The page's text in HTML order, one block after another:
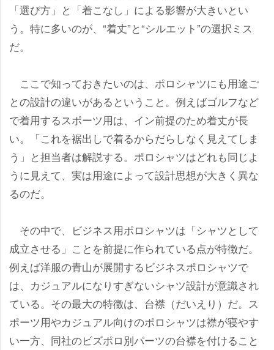
「選び方」と「着こなし」による影響が大きいとい
う。特に多いのが、“着丈”と“シルエット”の選択ミス
だ。
ここで知っておきたいのは、ポロシャツにも用途ご
との設計の違いがあるということ。例えばゴルフなど
で着用するスポーツ用は、イン前提のため着丈が長
い。「これを裾出しで着るからだらしなく見えてしま
う」と担当者は解説する。ポロシャツはどれも同じよ
うに見えて、実は用途によって設計思想が大きく異な
るのだ。
その中で、ビジネス用ポロシャツは「シャツとして
成立させる」ことを前提に作られている点が特徴だ。
例えば洋服の青山が展開するビジネスポロシャツで
は、カジュアルになりすぎないシャツ設計が意識され
ている。その最大の特徴は、台襟（だいえり）だ。ス
ポーツ用やカジュアル向けのポロシャツは襟が寝やす
い一方、同社のビズポロ別パーツの台襟を付けること